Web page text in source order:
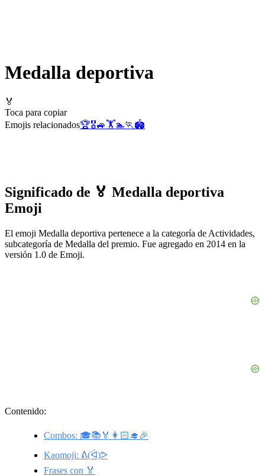
Medalla deportiva
🏅
Toca para copiar
Emojis relacionados🏆🎖️🚙🏋️🏊🏃 🏟️
Significado de 🏅 Medalla deportiva
Emoji
El emoji Medalla deportiva pertenece a la categoría de Actividades,
subcategoría de Medalla del premio. Fue agregado en 2014 en la
versión 1.0 de Emoji.
Contenido:
Combos: 🎓📚🏅👩🏻‍🎓🎉
Kaomoji: ᕕ(ᐛ)ᕗ
Frases con 🏅